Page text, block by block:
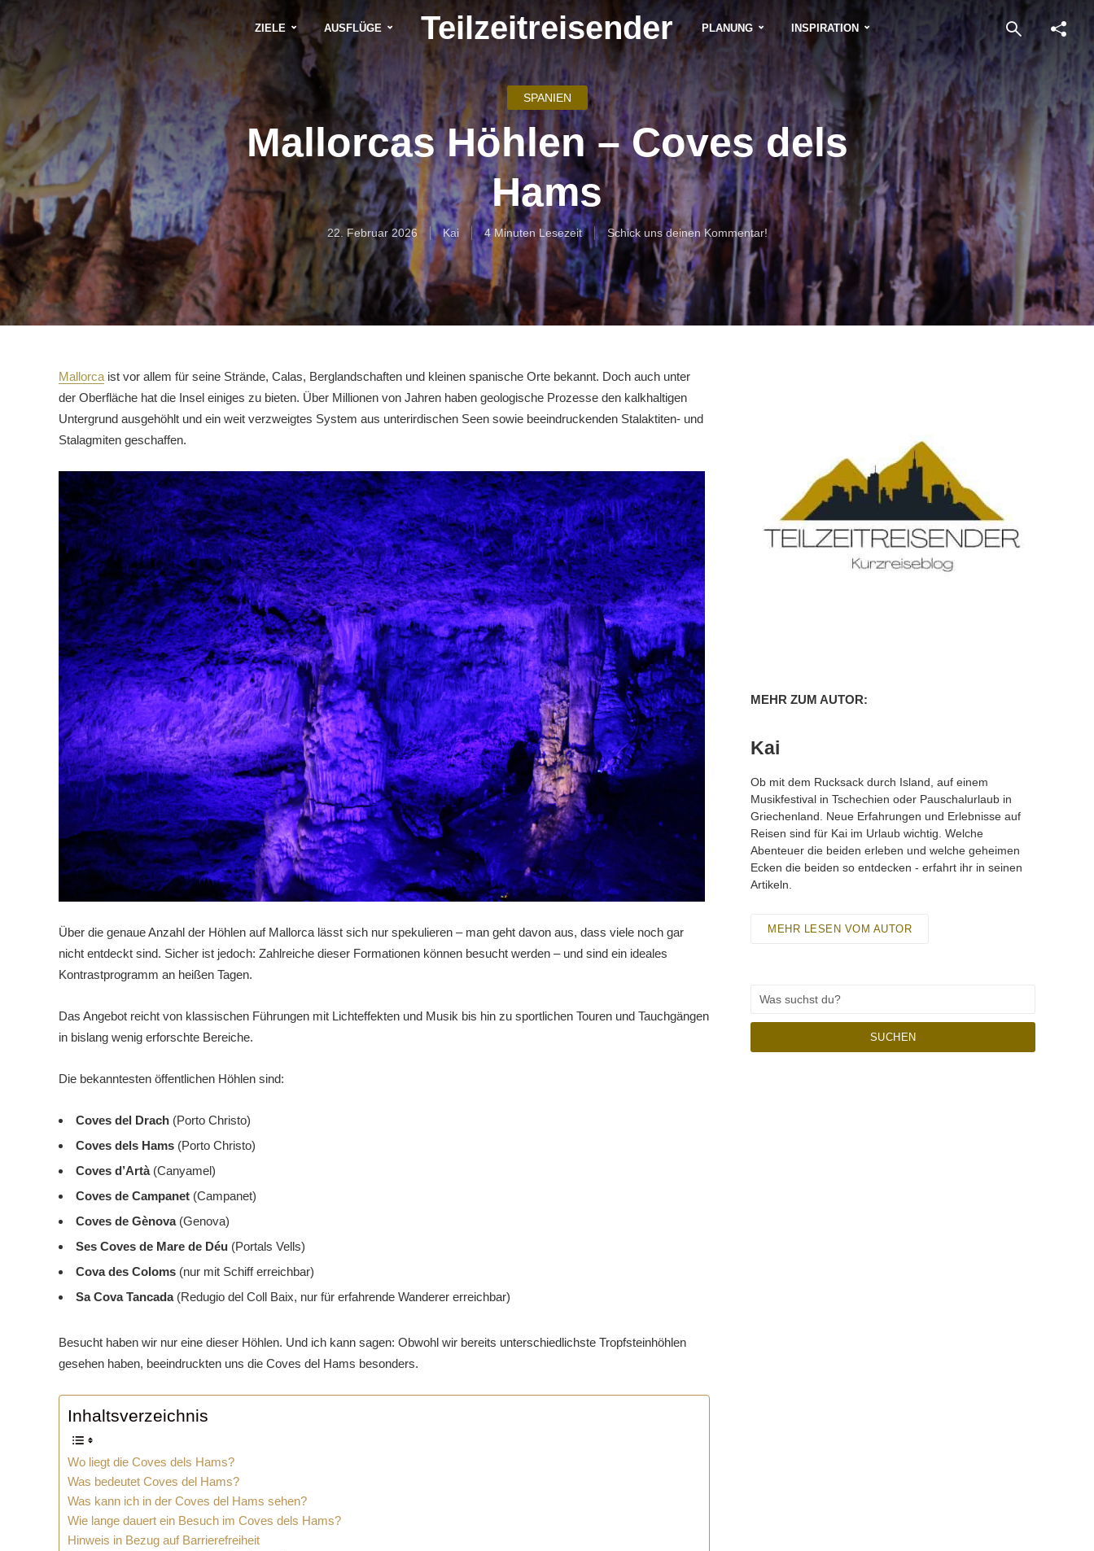
ZIELE AUSFLÜGE Teilzeitreisender PLANUNG INSPIRATION
SPANIEN
Mallorcas Höhlen – Coves dels
Hams
22. Februar 2026 Kai 4 Minuten Lesezeit Schick uns deinen Kommentar!
Mallorca ist vor allem für seine Strände, Calas, Berglandschaften und kleinen spanische Orte bekannt. Doch auch unter
der Oberfläche hat die Insel einiges zu bieten. Über Millionen von Jahren haben geologische Prozesse den kalkhaltigen
Untergrund ausgehöhlt und ein weit verzweigtes System aus unterirdischen Seen sowie beeindruckenden Stalaktiten- und
Stalagmiten geschaffen.
Über die genaue Anzahl der Höhlen auf Mallorca lässt sich nur spekulieren – man geht davon aus, dass viele noch gar
nicht entdeckt sind. Sicher ist jedoch: Zahlreiche dieser Formationen können besucht werden – und sind ein ideales
Kontrastprogramm an heißen Tagen.
Das Angebot reicht von klassischen Führungen mit Lichteffekten und Musik bis hin zu sportlichen Touren und Tauchgängen
in bislang wenig erforschte Bereiche.
Die bekanntesten öffentlichen Höhlen sind:
Coves del Drach (Porto Christo)
Coves dels Hams (Porto Christo)
Coves d’Artà(Canyamel)
Coves de Campanet (Campanet)
Coves de Gènova(Genova)
Ses Coves de Mare de Déu (Portals Vells)
Cova des Coloms (nur mit Schiff erreichbar)
Sa Cova Tancada(Redugio del Coll Baix, nur für erfahrende Wanderer erreichbar)
Besucht haben wir nur eine dieser Höhlen. Und ich kann sagen: Obwohl wir bereits unterschiedlichste Tropfsteinhöhlen
gesehen haben, beeindruckten uns die Coves del Hams besonders.
Inhaltsverzeichnis
Wo liegt die Coves dels Hams?
Was bedeutet Coves del Hams?
Was kann ich in der Coves del Hams sehen?
Wie lange dauert ein Besuch im Coves dels Hams?
Hinweis in Bezug auf Barrierefreiheit
MEHR ZUM AUTOR:
Kai
Ob mit dem Rucksack durch Island, auf einem
Musikfestival in Tschechien oder Pauschalurlaub in
Griechenland. Neue Erfahrungen und Erlebnisse auf
Reisen sind für Kai im Urlaub wichtig. Welche
Abenteuer die beiden erleben und welche geheimen
Ecken die beiden so entdecken - erfahrt ihr in seinen
Artikeln.
MEHR LESEN VOM AUTOR
SUCHEN